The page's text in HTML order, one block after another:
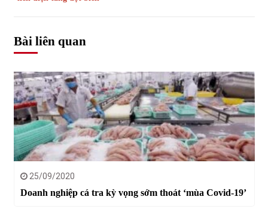
Bài liên quan
25/09/2020
Doanh nghiệp cá tra kỳ vọng sớm thoát ‘mùa Covid-19’